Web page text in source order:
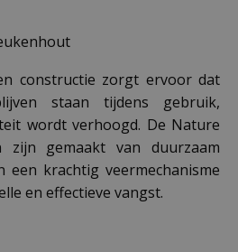
constructie zorgt ervoor dat
staan tijdens gebruik,
wordt verhoogd. De Nature
zijn gemaakt van duurzaam
krachtig veermechanisme
en effectieve vangst.